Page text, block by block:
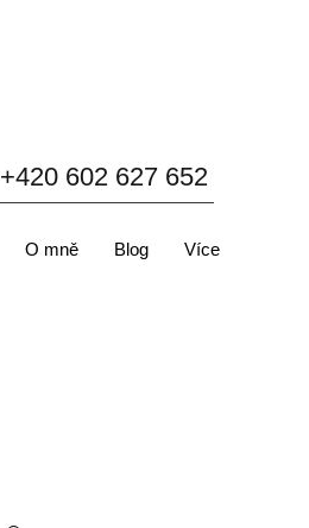
+420 602 627 652
O mně Blog Více